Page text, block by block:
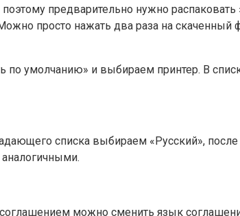
предварительно нужно
просто нажать два раза на скаченный
по умолчанию» и выбираем принтер. В
списка выбираем «Русский»,
аналогичными.
можно сменить язык